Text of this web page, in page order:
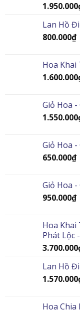
1.950.000
Lan Hồ
800.000₫
Hoa Khai
1.600.000
Giỏ Hoa -
1.550.000
Giỏ Hoa -
650.000₫
Giỏ Hoa -
950.000₫
Hoa
Phát Lộc
3.700.000
Lan Hồ
1.570.000
Hoa Chia